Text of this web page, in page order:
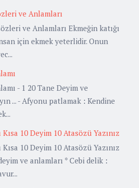
ve Anlamları
ve Anlamları Ekmeğin katığı
için ekmek yeterlidir. Onun
- 1 20 Tane Deyim ve
... - Afyonu patlamak : Kendine
10 Deyim 10 Atasözü Yazınız
10 Deyim 10 Atasözü Yazınız
ve anlamları * Cebi delik :